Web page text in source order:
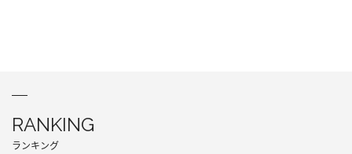
RANKING
ランキング